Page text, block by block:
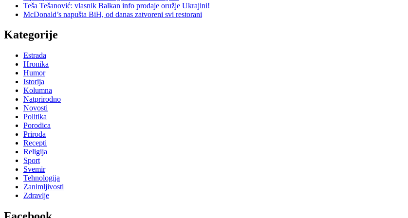
Teša Tešanović: vlasnik Balkan info prodaje oružje Ukrajini!
McDonald’s napušta BiH, od danas zatvoreni svi restorani
Kategorije
Estrada
Hronika
Humor
Istorija
Kolumna
Natprirodno
Novosti
Politika
Porodica
Priroda
Recepti
Religija
Sport
Svemir
Tehnologija
Zanimljivosti
Zdravlje